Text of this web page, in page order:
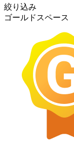
絞り込み
ゴールドスペース